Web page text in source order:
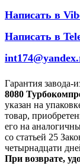
Написать в
Написать в
Гарантия завода-
8080
указан на
товар,
его на
со статьей 25
четырнадцати
При возврате,